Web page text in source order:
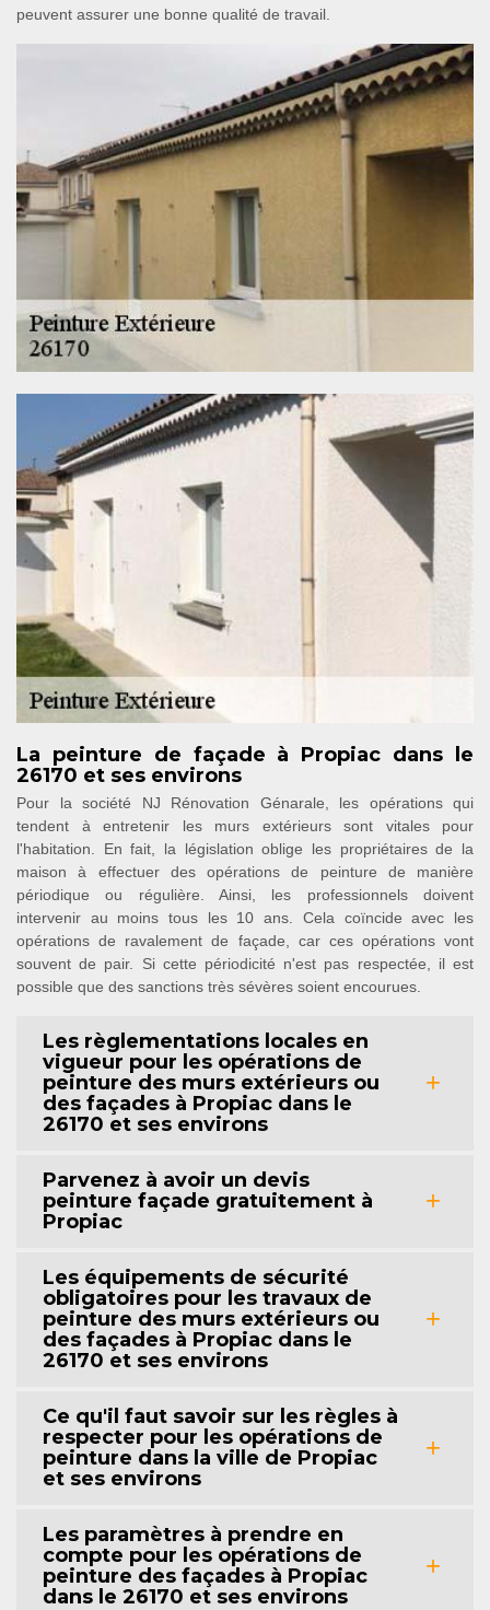
peuvent assurer une bonne qualité de travail.
La peinture de façade à Propiac dans le
26170 et ses environs
Pour la société NJ Rénovation Génarale, les opérations qui
tendent à entretenir les murs extérieurs sont vitales pour
l'habitation. En fait, la législation oblige les propriétaires de la
maison à effectuer des opérations de peinture de manière
périodique ou régulière. Ainsi, les professionnels doivent
intervenir au moins tous les 10 ans. Cela coïncide avec les
opérations de ravalement de façade, car ces opérations vont
souvent de pair. Si cette périodicité n'est pas respectée, il est
possible que des sanctions très sévères soient encourues.
Les règlementations locales en
vigueur pour les opérations de
peinture des murs extérieurs ou
des façades à Propiac dans le
26170 et ses environs
Parvenez à avoir un devis
peinture façade gratuitement à
Propiac
Les équipements de sécurité
obligatoires pour les travaux de
peinture des murs extérieurs ou
des façades à Propiac dans le
26170 et ses environs
Ce qu'il faut savoir sur les règles à
respecter pour les opérations de
peinture dans la ville de Propiac
et ses environs
Les paramètres à prendre en
compte pour les opérations de
peinture des façades à Propiac
dans le 26170 et ses environs